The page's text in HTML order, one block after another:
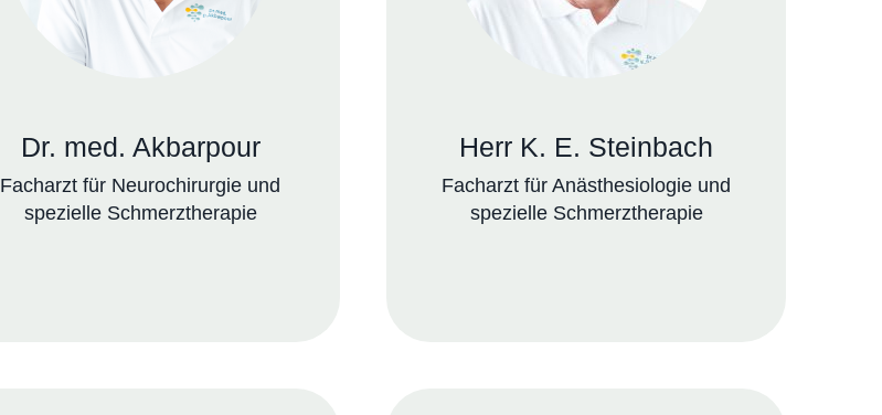
Dr. med. Akbarpour
Facharzt für Neurochirurgie und
spezielle Schmerztherapie
Herr K. E. Steinbach
Facharzt für Anästhesiologie und
spezielle Schmerztherapie